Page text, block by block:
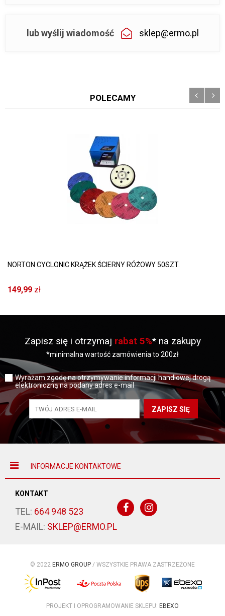
lub wyślij wiadomość sklep@ermo.pl
POLECAMY
NORTON CYCLONIC KRĄŻEK ŚCIERNY RÓŻOWY 50SZT.
149,99 zł
Zapisz się i otrzymaj rabat 5%* na zakupy
*minimalna wartość zamówienia to 200zł
Wyrażam zgodę na otrzymywanie informacji handlowej drogą
elektroniczną na podany adres e-mail
ZAPISZ SIĘ
INFORMACJE KONTAKTOWE
KONTAKT
TEL: 664 948 523
E-MAIL: SKLEP@ERMO.PL
© 2022 ERMO GROUP / WSZYSTKIE PRAWA ZASTRZEŻONE
PROJEKT I OPROGRAMOWANIE SKLEPU: EBEXO